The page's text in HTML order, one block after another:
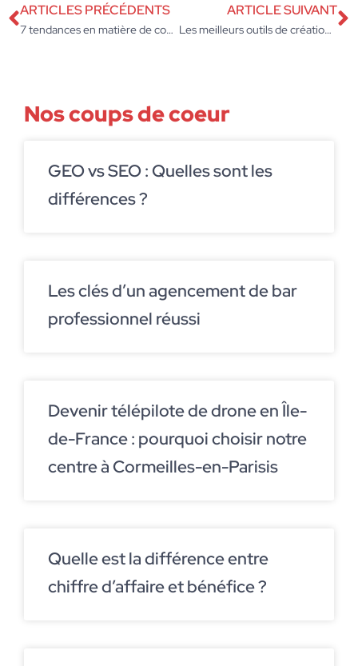
ARTICLES PRÉCÉDENTS
7 tendances en matière de conception Web
ARTICLE SUIVANT
Les meilleurs outils de création d’une vidéo animée
Nos coups de coeur
GEO vs SEO : Quelles sont les
différences ?
Les clés d’un agencement de bar
professionnel réussi
Devenir télépilote de drone en Île-
de-France : pourquoi choisir notre
centre à Cormeilles-en-Parisis
Quelle est la différence entre
chiffre d’affaire et bénéfice ?